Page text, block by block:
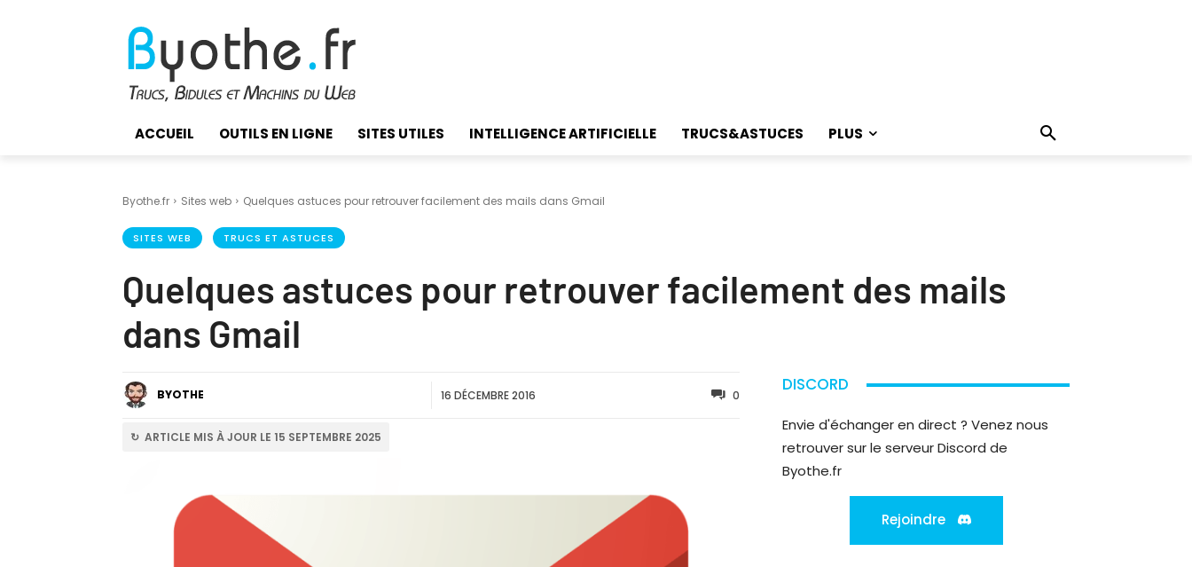
ACCUEIL OUTILS EN LIGNE SITES UTILES INTELLIGENCE ARTIFICIELLE TRUCS&ASTUCES PLUS
Byothe.fr Sites web Quelques astuces pour retrouver facilement des mails dans Gmail
SITES WEB TRUCS ET ASTUCES
Quelques astuces pour retrouver facilement des mails
dans Gmail
BYOTHE 16 DÉCEMBRE 2016 0
↻ ARTICLE MIS À JOUR LE 15 SEPTEMBRE 2025
DISCORD
Envie d'échanger en direct ? Venez nous
retrouver sur le serveur Discord de
Byothe.fr
Rejoindre